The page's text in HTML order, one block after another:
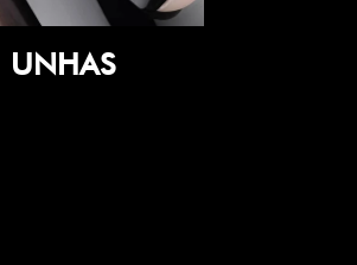
UNHAS